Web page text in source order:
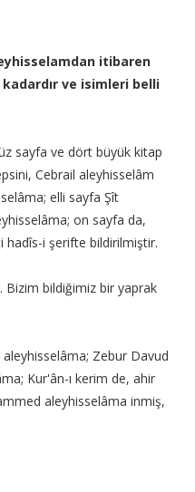
itibaren
ve isimleri belli
sayfa ve dört büyük kitap
Cebrail aleyhisselâm
elli sayfa Şît
on sayfa da,
hadîs-i şerifte bildirilmiştir.
Bizim bildiğimiz bir yaprak
Zebur Davud
Kur'ân-ı kerim de, ahir
aleyhisselâma inmiş,